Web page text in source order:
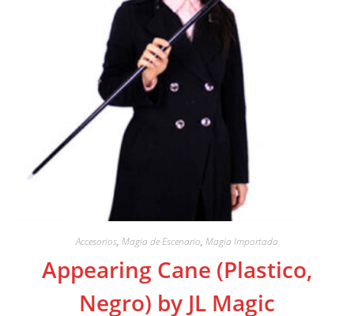
Accesorios, Magia de Escenario, Magia Importada
Appearing Cane (Plastico,
Negro) by JL Magic